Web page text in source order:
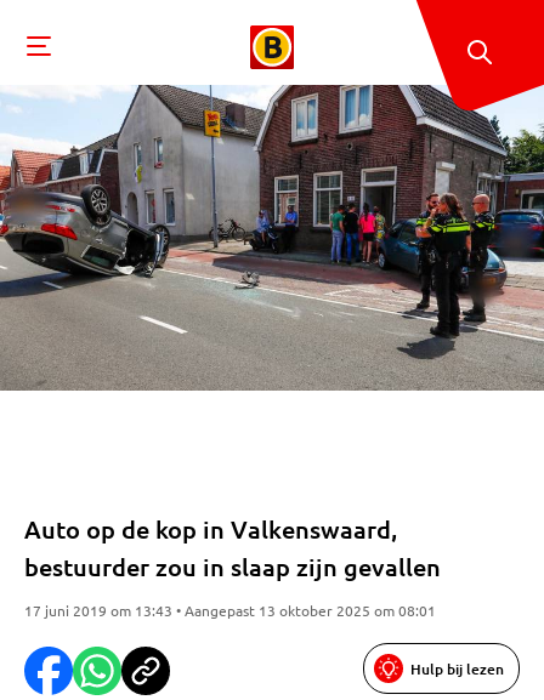
Auto op de kop in Valkenswaard,
bestuurder zou in slaap zijn gevallen
17 juni 2019 om 13:43 • Aangepast 13 oktober 2025 om 08:01
Hulp bij lezen